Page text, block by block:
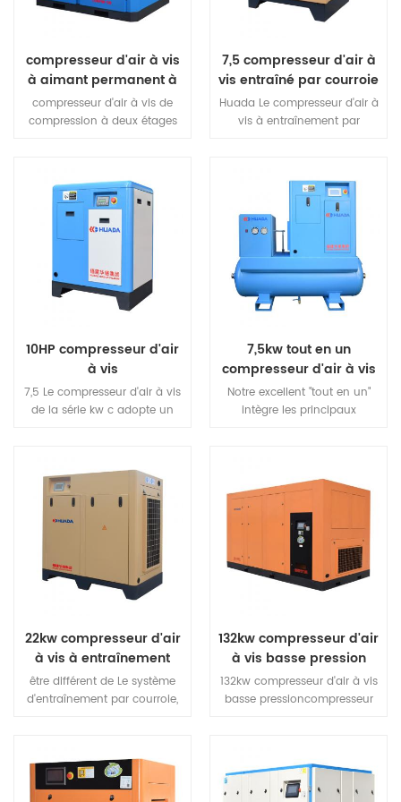
compresseur d'air à vis
à aimant permanent à
deux étages
compresseur d'air à vis de
compression à deux étages
le rendement volumétrique,
réduit la charge de roulement,
améliore la durée de vie du
host.Two compression à un
étage au lieu d'une
compression à un étage, près
de 15% augmentation du
effet.
7,5 compresseur d'air à
vis entraîné par courroie
kw
Huada Le compresseur d'air à
vis à entraînement par
performance, extrêmement
puissant power.IP54 moteur
de classe de protection,
protéger la poussière interne,
classe d'isolation f
grade.Achieve à long terme
continu sans défaillance
10HP compresseur d'air
à vis
7,5 Le compresseur d'air à vis
de la série kw c adopte un
transmission de puissance
efficace et d'un entretien
facile en remplaçant la
7,5kw tout en un
compresseur d'air à vis
Notre excellent "tout en un"
intègre les principaux
sécheurs, les filtres de
précision, les réservoirs pour
fournir à nos clients un
"simple" solution.
22kw compresseur d'air
à vis à entraînement
direct
être différent de Le système
d'entraînement par courroie,
la consommation d'énergie, le
système d'entraînement direct
132kw compresseur d'air
à vis basse pression
132kw compresseur d'air à vis
basse pressioncompresseur
et une chaleur faible
charge.Compresseur